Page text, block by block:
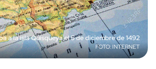
a la isla Quisqueya el 5 de diciembre de 1492
INTERNET